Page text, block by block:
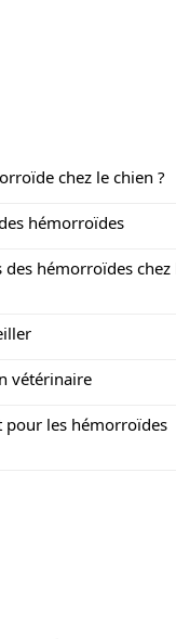
chez le chien ?
hémorroïdes
des hémorroïdes chez
vétérinaire
les hémorroïdes